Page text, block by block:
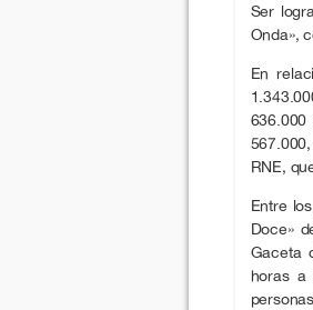
Ser
Onda»,
En
RNE,
Entre
Doce»
Gaceta
horas